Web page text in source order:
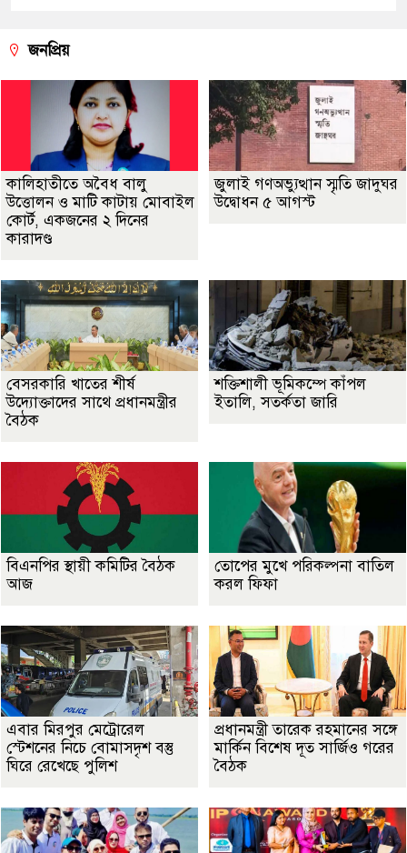
জনপ্রিয়
কালিহাতীতে অবৈধ বালু
উত্তোলন ও মাটি কাটায় মোবাইল
কোর্ট, একজনের ২ দিনের
কারাদণ্ড
জুলাই গণঅভ্যুত্থান স্মৃতি জাদুঘর
উদ্বোধন ৫ আগস্ট
বেসরকারি খাতের শীর্ষ
উদ্যোক্তাদের সাথে প্রধানমন্ত্রীর
বৈঠক
শক্তিশালী ভূমিকম্পে কাঁপল
ইতালি, সতর্কতা জারি
বিএনপির স্থায়ী কমিটির বৈঠক
আজ
তোপের মুখে পরিকল্পনা বাতিল
করল ফিফা
এবার মিরপুর মেট্রোরেল
স্টেশনের নিচে বোমাসদৃশ বস্তু
ঘিরে রেখেছে পুলিশ
প্রধানমন্ত্রী তারেক রহমানের সঙ্গে
মার্কিন বিশেষ দূত সার্জিও গরের
বৈঠক